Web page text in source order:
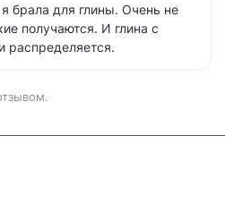
брала для глины. Очень не
получаются. И глина с
распределяется.